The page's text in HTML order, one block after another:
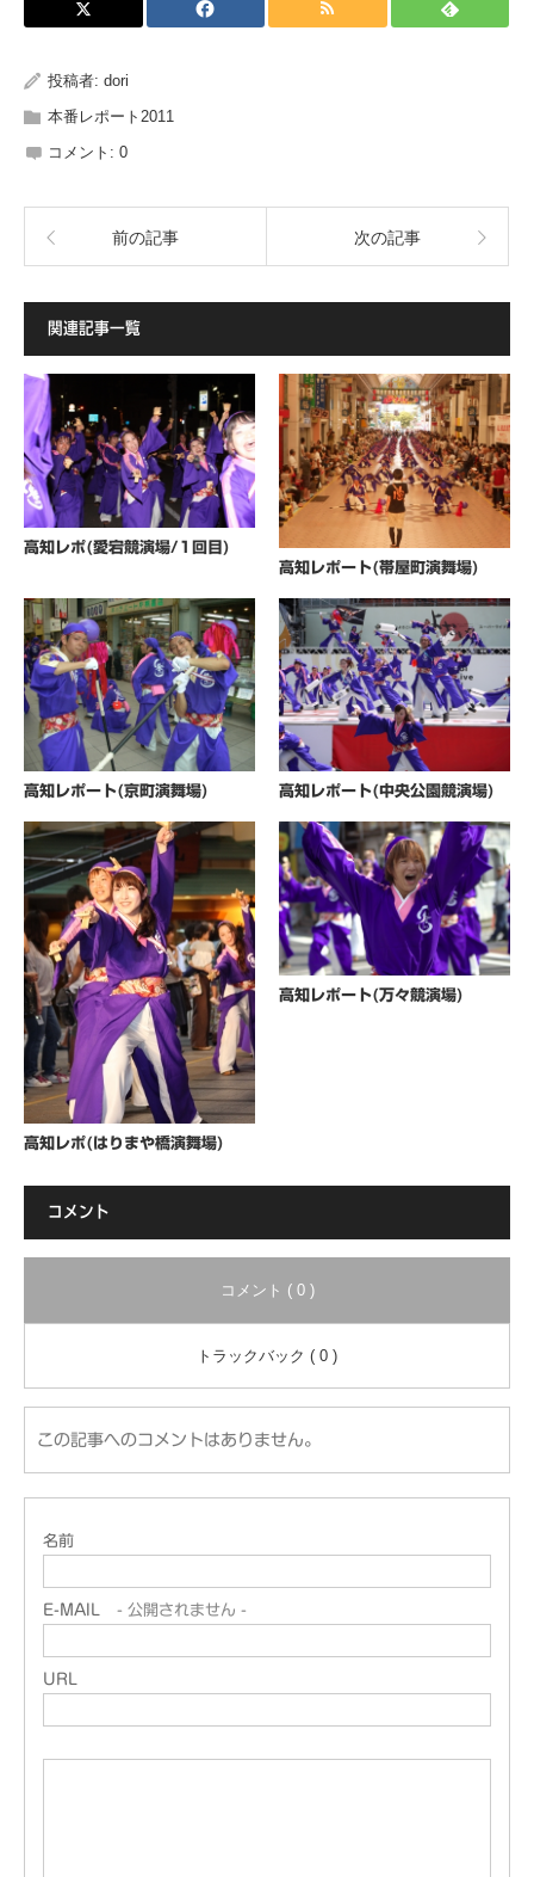
投稿者: dori
本番レポート2011
コメント: 0
前の記事 次の記事
関連記事一覧
高知レポ(愛宕競演場/1回目)
高知レポート(帯屋町演舞場)
高知レポート(京町演舞場) 高知レポート(中央公園競演場)
高知レポ(はりまや橋演舞場)
高知レポート(万々競演場)
コメント
コメント ( 0 )
トラックバック ( 0 )
この記事へのコメントはありません。
名前
E-MAIL - 公開されません -
URL